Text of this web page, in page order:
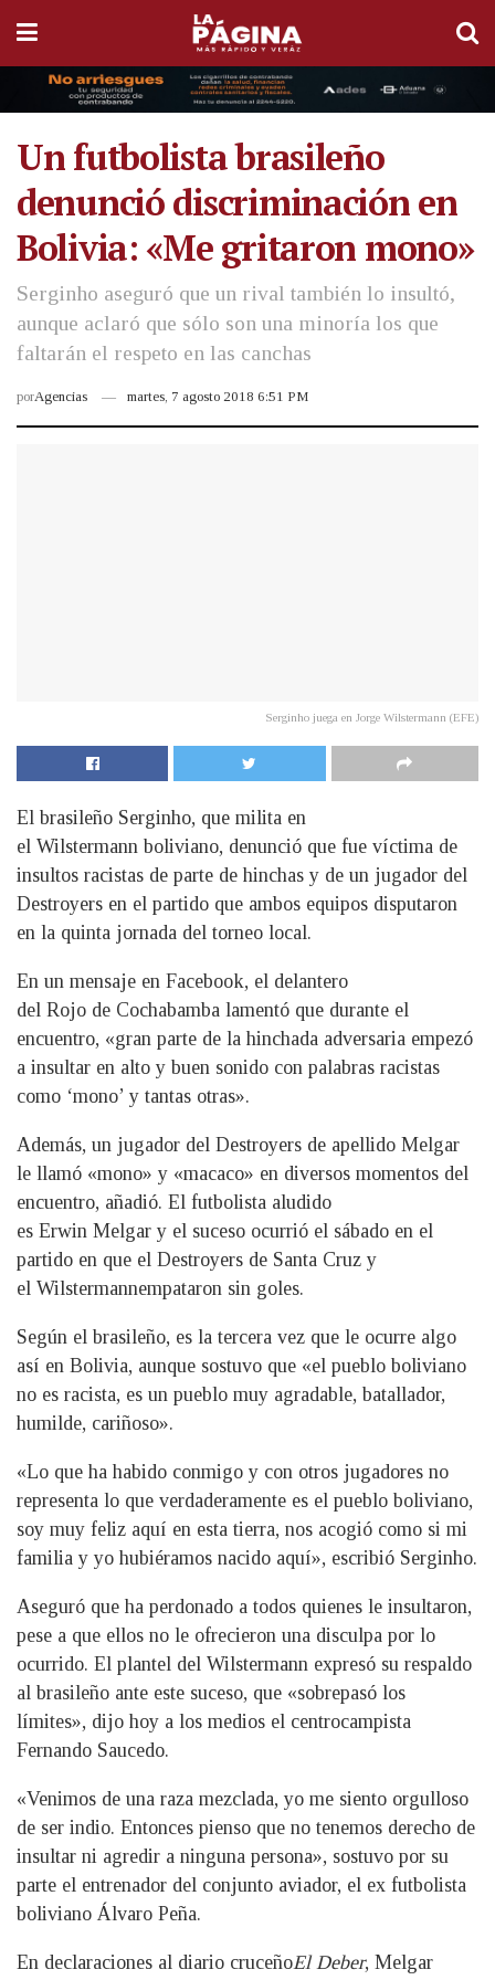
Un futbolista brasileño
denunció discriminación en
Bolivia: «Me gritaron mono»
Serginho aseguró que un rival también lo insultó,
aunque aclaró que sólo son una minoría los que
faltarán el respeto en las canchas
porAgencias martes, 7 agosto 2018 6:51 PM
Serginho juega en Jorge Wilstermann (EFE)
El brasileño Serginho, que milita en
el Wilstermann boliviano, denunció que fue víctima de
insultos racistas de parte de hinchas y de un jugador del
Destroyers en el partido que ambos equipos disputaron
en la quinta jornada del torneo local.
En un mensaje en Facebook, el delantero
del Rojo de Cochabamba lamentó que durante el
encuentro, «gran parte de la hinchada adversaria empezó
a insultar en alto y buen sonido con palabras racistas
como ‘mono’ y tantas otras».
Además, un jugador del Destroyers de apellido Melgar
le llamó «mono» y «macaco» en diversos momentos del
encuentro, añadió. El futbolista aludido
es Erwin Melgar y el suceso ocurrió el sábado en el
partido en que el Destroyers de Santa Cruz y
el Wilstermannempataron sin goles.
Según el brasileño, es la tercera vez que le ocurre algo
así en Bolivia, aunque sostuvo que «el pueblo boliviano
no es racista, es un pueblo muy agradable, batallador,
humilde, cariñoso».
«Lo que ha habido conmigo y con otros jugadores no
representa lo que verdaderamente es el pueblo boliviano,
soy muy feliz aquí en esta tierra, nos acogió como si mi
familia y yo hubiéramos nacido aquí», escribió Serginho.
Aseguró que ha perdonado a todos quienes le insultaron,
pese a que ellos no le ofrecieron una disculpa por lo
ocurrido. El plantel del Wilstermann expresó su respaldo
al brasileño ante este suceso, que «sobrepasó los
límites», dijo hoy a los medios el centrocampista
Fernando Saucedo.
«Venimos de una raza mezclada, yo me siento orgulloso
de ser indio. Entonces pienso que no tenemos derecho de
insultar ni agredir a ninguna persona», sostuvo por su
parte el entrenador del conjunto aviador, el ex futbolista
boliviano Álvaro Peña.
En declaraciones al diario cruceñoEl Deber, Melgar